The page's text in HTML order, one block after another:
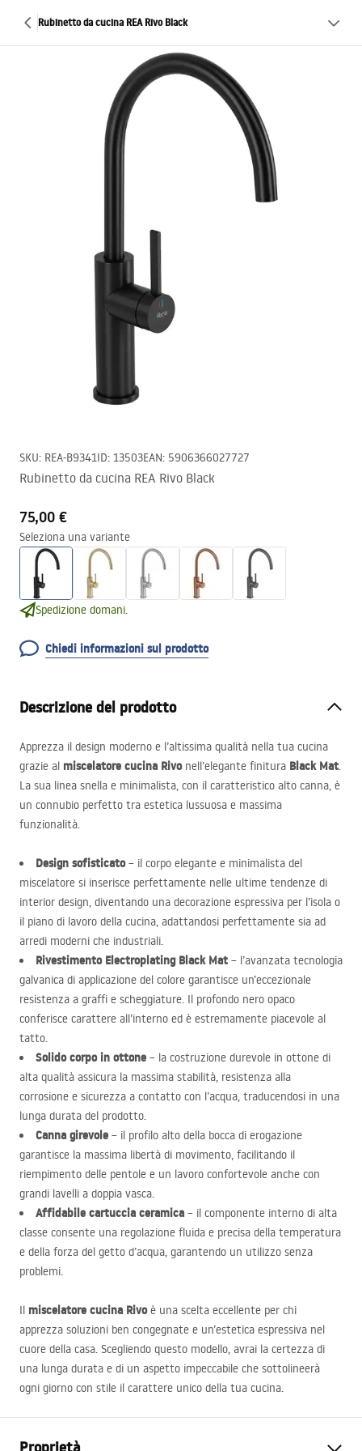
Rubinetto da cucina REA Rivo Black
SKU: REA-B9341ID: 13503EAN: 5906366027727
Rubinetto da cucina REA Rivo Black
75,00 €
Seleziona una variante
Spedizione domani.
Chiedi informazioni sul prodotto
Descrizione del prodotto
Apprezza il design moderno e l’altissima qualità nella tua cucina
grazie al miscelatore cucina Rivonell’elegante finitura Black Mat.
La sua linea snella e minimalista, con il caratteristico alto canna, è
un connubio perfetto tra estetica lussuosa e massima
funzionalità.
Design sofisticato– il corpo elegante e minimalista del
miscelatore si inserisce perfettamente nelle ultime tendenze di
interior design, diventando una decorazione espressiva per l’isola o
il piano di lavoro della cucina, adattandosi perfettamente sia ad
arredi moderni che industriali.
Rivestimento Electroplating Black Mat – l’avanzata tecnologia
galvanica di applicazione del colore garantisce un’eccezionale
resistenza a graffi e scheggiature. Il profondo nero opaco
conferisce carattere all’interno ed è estremamente piacevole al
tatto.
Solido corpo in ottone – la costruzione durevole in ottone di
alta qualità assicura la massima stabilità, resistenza alla
corrosione e sicurezza a contatto con l’acqua, traducendosi in una
lunga durata del prodotto.
Canna girevole – il profilo alto della bocca di erogazione
garantisce la massima libertà di movimento, facilitando il
riempimento delle pentole e un lavoro confortevole anche con
grandi lavelli a doppia vasca.
Affidabile cartuccia ceramica – il componente interno di alta
classe consente una regolazione fluida e precisa della temperatura
e della forza del getto d’acqua, garantendo un utilizzo senza
problemi.
Il miscelatore cucina Rivoè una scelta eccellente per chi
apprezza soluzioni ben congegnate e un’estetica espressiva nel
cuore della casa. Scegliendo questo modello, avrai la certezza di
una lunga durata e di un aspetto impeccabile che sottolineerà
ogni giorno con stile il carattere unico della tua cucina.